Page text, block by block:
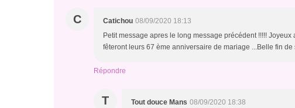
C Catichou 08/09/2020 18:13
Petit message apres le long message précédent !!!!!
fêteront leurs 67 ème anniversaire de mariage ...Belle fin de
Répondre
T Tout douce Mans 08/09/2020 18:38